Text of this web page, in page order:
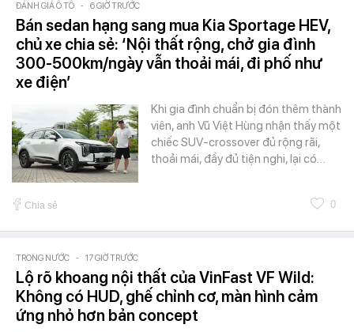
ĐÁNH GIÁ Ô TÔ - 6 GIỜ TRƯỚC
Bán sedan hạng sang mua Kia Sportage HEV,
chủ xe chia sẻ: ‘Nội thất rộng, chở gia đình
300-500km/ngày vẫn thoải mái, đi phố như
xe điện’
Khi gia đình chuẩn bị đón thêm thành
viên, anh Vũ Việt Hùng nhận thấy một
chiếc SUV-crossover đủ rộng rãi,
thoải mái, đầy đủ tiện nghi, lại có…
Chia sẻ 0
TRONG NƯỚC - 17 GIỜ TRƯỚC
Lộ rõ khoang nội thất của VinFast VF Wild:
Không có HUD, ghế chỉnh cơ, màn hình cảm
ứng nhỏ hơn bản concept